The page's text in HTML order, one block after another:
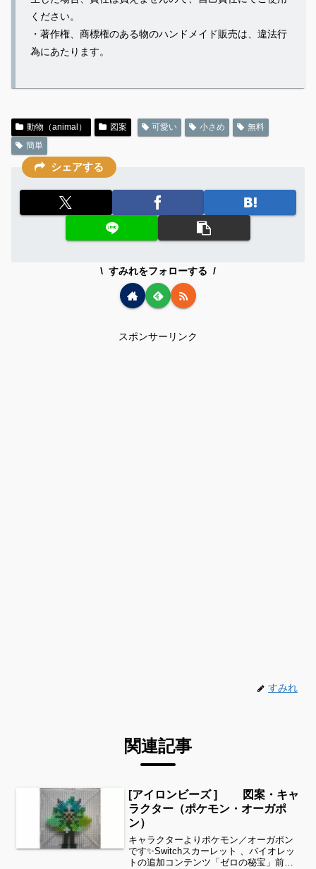
ください。
・著作権、商標権のある物のハンドメイド販売は、違法行
為にあたります。
動物（animal） 図案 可愛い 小さめ
無料
簡単
シェアする
すみれをフォローする
スポンサーリンク
すみれ
関連記事
[アイロンビーズ ] 図案・キャ
ラクター（ポケモン・オーガポ
ン）
キャラクターよりポケモン／オーガポン
です✨Switchスカーレット 、バイオレッ
トの追加コンテンツ「ゼロの秘宝」前編